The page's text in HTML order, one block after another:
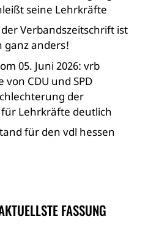
seine Lehrkräfte
Verbandszeitschrift ist
ganz anders!
05. Juni 2026: vrb
CDU und SPD
der
Lehrkräfte deutlich
für den vdl hessen
FASSUNG